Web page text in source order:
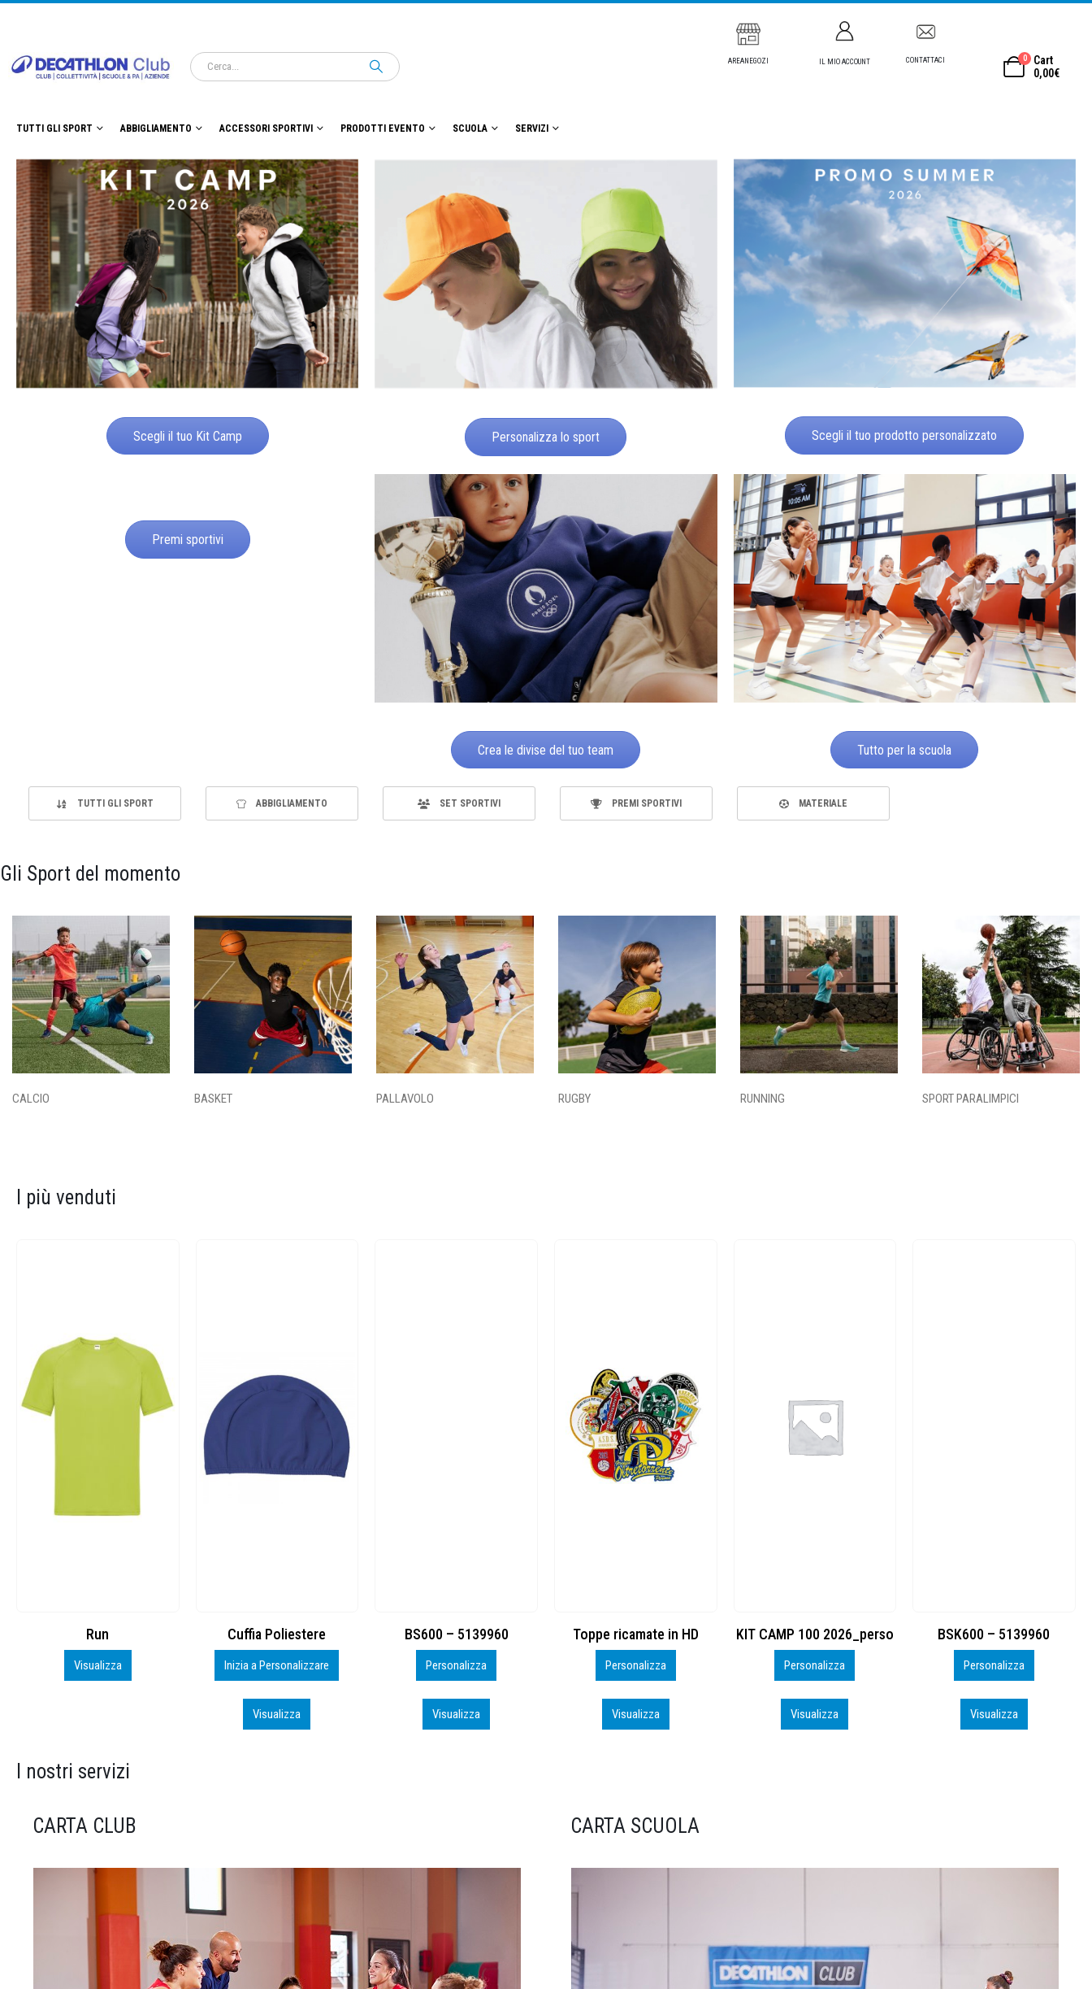
AREANEGOZI IL MIO ACCOUNT CONTATTACI 0
Cart
0,00€
TUTTI GLI SPORT ABBIGLIAMENTO ACCESSORI SPORTIVI PRODOTTI EVENTO SCUOLA SERVIZI
Scegli il tuo Kit Camp Personalizza lo sport Scegli il tuo prodotto personalizzato
Premi sportivi
Crea le divise del tuo team Tutto per la scuola
TUTTI GLI SPORT ABBIGLIAMENTO SET SPORTIVI PREMI SPORTIVI MATERIALE
Gli Sport del momento
CALCIO BASKET PALLAVOLO RUGBY RUNNING SPORT PARALIMPICI
I più venduti
Cuffia Poliestere
Inizia a Personalizzare
BS600 – 5139960
Personalizza
Visualizza
Toppe ricamate in HD
Personalizza
Visualizza
KIT CAMP 100 2026_perso
Personalizza
Visualizza
BSK600 – 5139960
Personalizza
Visualizza
DTF
Personalizza
Visualizza
I nostri servizi
CARTA CLUB CARTA SCUOLA